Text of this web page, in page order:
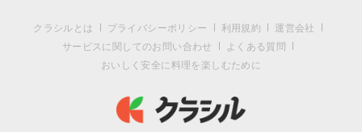
クラシルとは プライバシーポリシー 利用規約
運営会社
サービスに関してのお問い合わせ
よくある質問
おいしく安全に料理を楽しむために